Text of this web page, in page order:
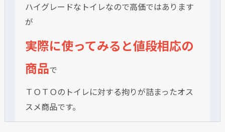
ハイグレードなトイレなので高価ではあります
が
実際に使ってみると値段相応の
商品で
ＴＯＴＯのトイレに対する拘りが詰まったオス
スメ商品です。